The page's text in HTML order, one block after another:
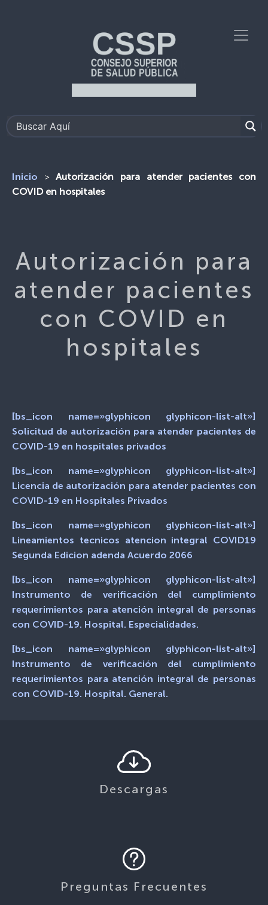
Inicio >Autorización para atender pacientes con
COVID en hospitales
Autorización para
atender pacientes
con COVID en
hospitales
[bs_icon name=»glyphicon glyphicon-list-alt»]
Solicitud de autorización para atender pacientes de
COVID-19 en hospitales privados
[bs_icon name=»glyphicon glyphicon-list-alt»]
Licencia de autorización para atender pacientes con
COVID-19 en Hospitales Privados
[bs_icon name=»glyphicon glyphicon-list-alt»]
Lineamientos tecnicos atencion integral COVID19
Segunda Edicion adenda Acuerdo 2066
[bs_icon name=»glyphicon glyphicon-list-alt»]
Instrumento de verificación del cumplimiento
requerimientos para atención integral de personas
con COVID-19. Hospital. Especialidades.
[bs_icon name=»glyphicon glyphicon-list-alt»]
Instrumento de verificación del cumplimiento
requerimientos para atención integral de personas
con COVID-19. Hospital. General.
Descargas
Preguntas Frecuentes